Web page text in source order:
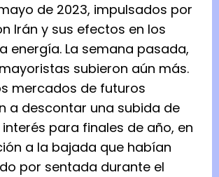
de 2023, impulsados ​​por
Irán y sus efectos en los
energía. La semana pasada,
subieron aún más.
mercados de futuros
a descontar una subida de
para finales de año, en
a la bajada que habían
por sentada durante el